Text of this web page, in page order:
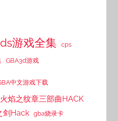
游戏全集 cps
GBA3d游戏
中文游戏下载
焰之纹章三部曲HACK
剑Hack gba烧录卡